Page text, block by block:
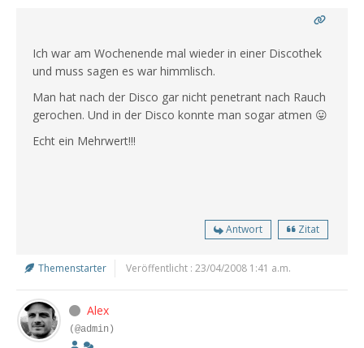
Ich war am Wochenende mal wieder in einer Discothek
und muss sagen es war himmlisch.
Man hat nach der Disco gar nicht penetrant nach Rauch
gerochen. Und in der Disco konnte man sogar atmen 😛
Echt ein Mehrwert!!!
Antwort Zitat
Themenstarter Veröffentlicht : 23/04/2008 1:41 a.m.
Alex
(@admin)